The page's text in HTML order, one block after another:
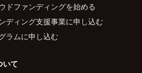
ドファンディングを始める
ディング支援事業に申し込む
ラムに申し込む
て